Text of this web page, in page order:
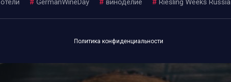
отели # GermanWineDay # виноделие # Riesling Weeks Russia
Политика конфиденциальности